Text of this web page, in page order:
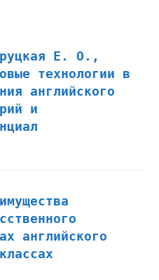
Е. О.,
технологии в
английского
и
английского